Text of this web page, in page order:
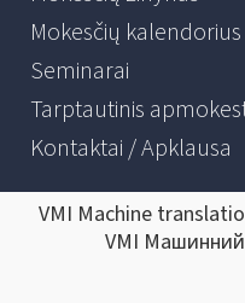
Mokesčių kalendorius
Seminarai
Tarptautinis
Kontaktai / Apklausa
VMI Machine
VMI